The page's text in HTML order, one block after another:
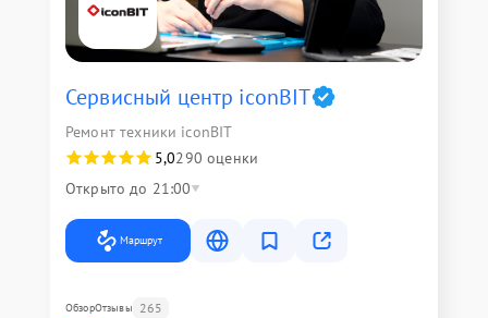
Сервисный центр iconBIT
Ремонт техники iconBIT
5,0290 оценки
Открыто до 21:00
Маршрут
ОбзорОтзывы 265